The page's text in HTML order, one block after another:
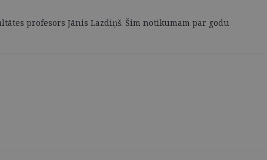
profesors Jānis Lazdiņš. Šim notikumam par godu